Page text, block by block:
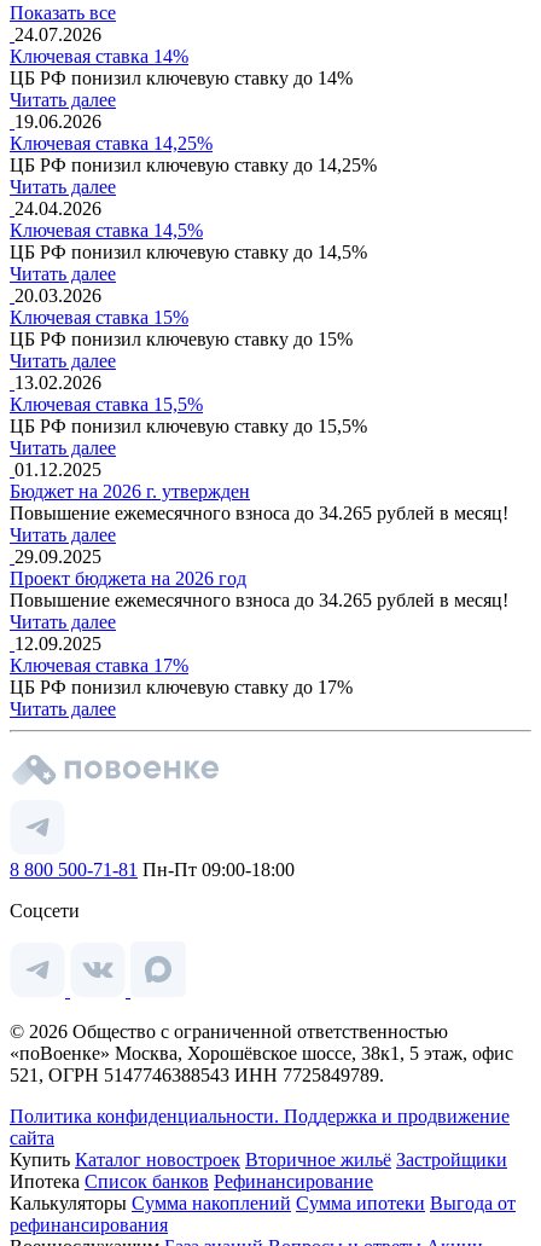
Показать все
24.07.2026
Ключевая ставка 14%
ЦБ РФ понизил ключевую ставку до 14%
Читать далее
19.06.2026
Ключевая ставка 14,25%
ЦБ РФ понизил ключевую ставку до 14,25%
Читать далее
24.04.2026
Ключевая ставка 14,5%
ЦБ РФ понизил ключевую ставку до 14,5%
Читать далее
20.03.2026
Ключевая ставка 15%
ЦБ РФ понизил ключевую ставку до 15%
Читать далее
13.02.2026
Ключевая ставка 15,5%
ЦБ РФ понизил ключевую ставку до 15,5%
Читать далее
01.12.2025
Бюджет на 2026 г. утвержден
Повышение ежемесячного взноса до 34.265 рублей в месяц!
Читать далее
29.09.2025
Проект бюджета на 2026 год
Повышение ежемесячного взноса до 34.265 рублей в месяц!
Читать далее
12.09.2025
Ключевая ставка 17%
ЦБ РФ понизил ключевую ставку до 17%
Читать далее
8 800 500-71-81 Пн-Пт 09:00-18:00
Соцсети
© 2026 Общество с ограниченной ответственностью
«поВоенке» Москва, Хорошёвское шоссе, 38к1, 5 этаж, офис
521, ОГРН 5147746388543 ИНН 7725849789.
Политика конфиденциальности. Поддержка и продвижение
сайта
Купить Каталог новостроек Вторичное жильё Застройщики
Ипотека Список банков Рефинансирование
Калькуляторы Сумма накоплений Сумма ипотеки Выгода от
рефинансирования